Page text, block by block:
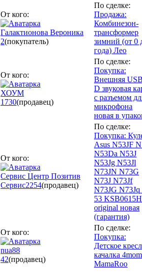
От кого:
Галактионова Вероника
2(покупатель)
По сделке:
Продажа:
Комбинезон-
трансформер
зимний (от 0
года) Лео
От кого:
ХОУМ
1730(продавец)
По сделке:
Покупка:
Внешняя
D звуковая
с разъемом
микрофона
новая в
От кого:
Сервис Центр Позитив
Сервис2254(продавец)
По сделке:
Покупка:
Asus N53JF
N53Da N53J
N53Jg N53Jl
N73JN N73G
N73J N73Jf
N73JG N73Jq
53
original новая
(гарантия)
От кого:
nua88
42(продавец)
По сделке:
Покупка:
Детское
качалка
MamaRoo